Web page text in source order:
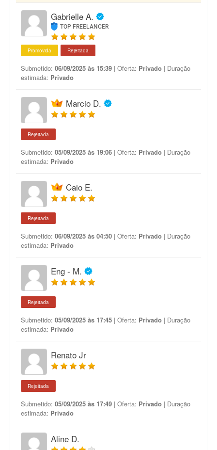
Gabrielle A.
TOP FREELANCER
Promovida Rejeitada
Submetido: 06/09/2025 às 15:39 | Oferta: Privado | Duração
estimada: Privado
Marcio D.
Rejeitada
Submetido: 05/09/2025 às 19:06 | Oferta: Privado | Duração
estimada: Privado
Caio E.
Rejeitada
Submetido: 06/09/2025 às 04:50 | Oferta: Privado | Duração
estimada: Privado
Eng - M.
Rejeitada
Submetido: 05/09/2025 às 17:45 | Oferta: Privado | Duração
estimada: Privado
Renato Jr
Rejeitada
Submetido: 05/09/2025 às 17:49 | Oferta: Privado | Duração
estimada: Privado
Aline D.